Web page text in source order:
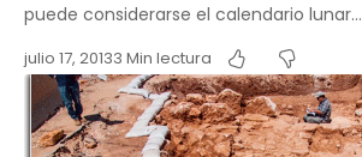
puede considerarse el calendario lunar…
julio 17, 20133 Min lectura